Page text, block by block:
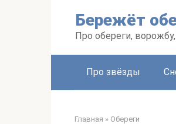
Бережёт
Про обереги,
Про звёзды
Главная » Обереги